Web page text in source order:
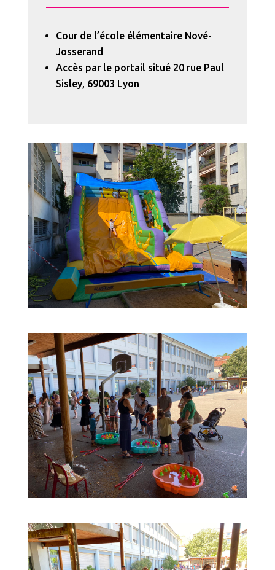
Cour de l’école élémentaire Nové-
Josserand
Accès par le portail situé 20 rue Paul
Sisley, 69003 Lyon